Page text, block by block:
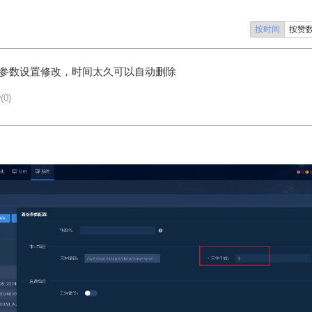
按时间 按赞
数设置修改，时间太久可以自动删除
(0)